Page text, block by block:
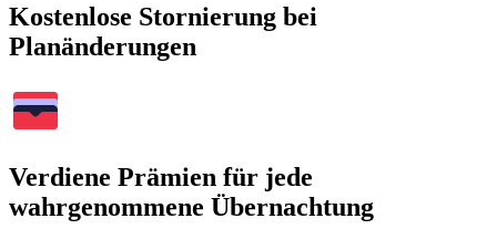
Kostenlose Stornierung bei
Planänderungen
Verdiene Prämien für jede
wahrgenommene Übernachtung